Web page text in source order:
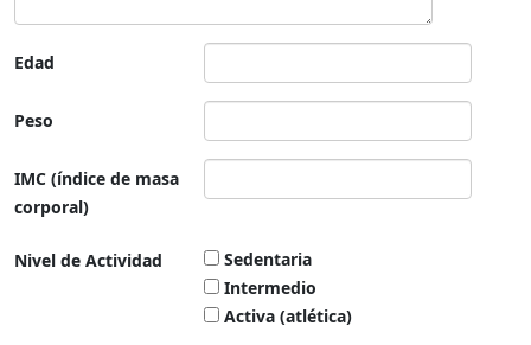
Edad
Peso
IMC (índice de masa
corporal)
Nivel de Actividad
Sedentaria
Intermedio
Activa (atlética)